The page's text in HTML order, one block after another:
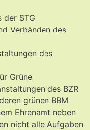
der STG
Verbänden des
des
Grüne
des BZR
grünen BBM
Ehrenamt neben
nicht alle Aufgaben